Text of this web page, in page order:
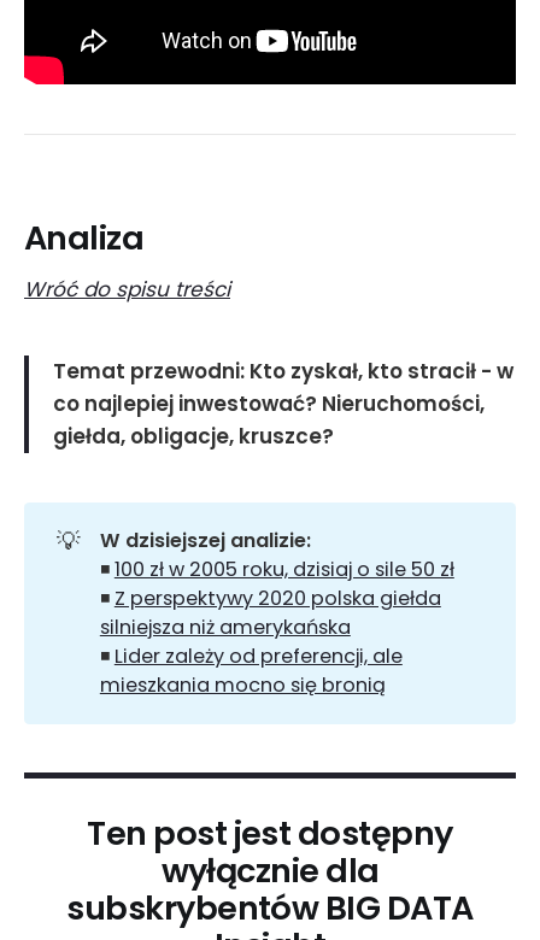
Analiza
Wróć do spisu treści
Temat przewodni: Kto zyskał, kto stracił - w
co najlepiej inwestować? Nieruchomości,
giełda, obligacje, kruszce?
💡
W dzisiejszej analizie:
◾100 zł w 2005 roku, dzisiaj o sile 50 zł
◾ Z perspektywy 2020 polska giełda
silniejsza niż amerykańska
◾ Lider zależy od preferencji, ale
mieszkania mocno się bronią
Ten post jest dostępny
wyłącznie dla
subskrybentów BIG DATA